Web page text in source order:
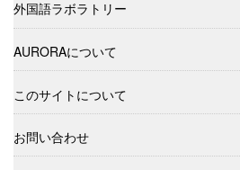
外国語ラボラトリー
AURORAについて
このサイトについて
お問い合わせ